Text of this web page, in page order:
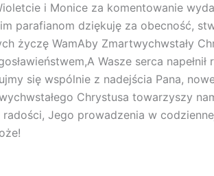
i Monice za komentowanie
parafianom dziękuję za obecność,
życzę WamAby Zmartwychwstały
Wasze serca
się wspólnie z nadejścia Pana,
Chrystusa towarzyszy
Jego prowadzenia w